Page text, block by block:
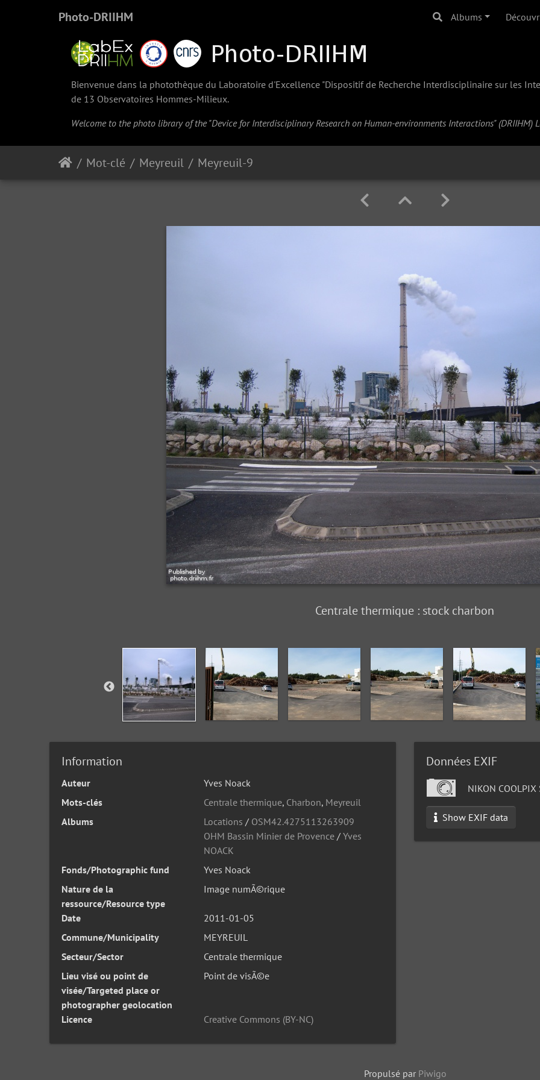
Photo-DRIIHM Albums
Bienvenue dans la photothèque du Laboratoire d'Excellence "Dispositif de Recherche Interdisciplinaire sur les
de 13 Observatoires Hommes-Milieux.
Welcome to the photo library of the "Device for Interdisciplinary Research on Human-environments Interactions" (DRIIHM)
Mot-clé Meyreuil Meyreuil-9
Centrale thermique : stock charbon
Information
Auteur
Yves Noack
Mots-clés
Centrale thermique, Charbon, Meyreuil
Albums
Locations / OSM42.4275113263909
OHM Bassin Minier de Provence/ Yves
NOACK
Fonds/Photographic fund
Yves Noack
Nature de la
ressource/Resource type
Image numÃ©rique
Date
2011-01-05
Commune/Municipality
MEYREUIL
Secteur/Sector
Centrale thermique
Lieu visé ou point de
visée/Targeted place or
photographer geolocation
Point de visÃ©e
Licence Creative Commons (BY-NC)
Données EXIF
NIKON COOLPIX
Show EXIF data
Propulsé par Piwigo